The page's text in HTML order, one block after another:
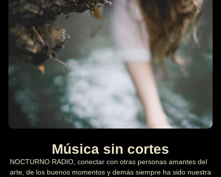
Música sin cortes
NOCTURNO RADIO, conectar con otras personas amantes del
arte, de los buenos momentos y demás siempre ha sido nuestra